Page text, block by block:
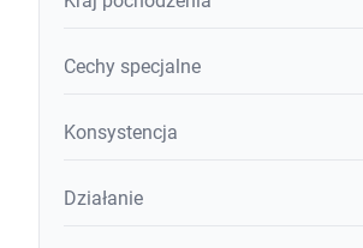
Cechy specjalne
Konsystencja
Działanie